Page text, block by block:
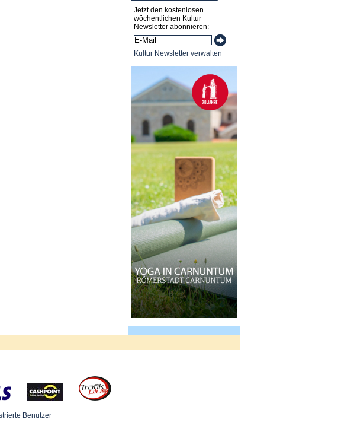
Jetzt den kostenlosen
wöchentlichen Kultur
Newsletter abonnieren:
Kultur Newsletter verwalten
Benutzer